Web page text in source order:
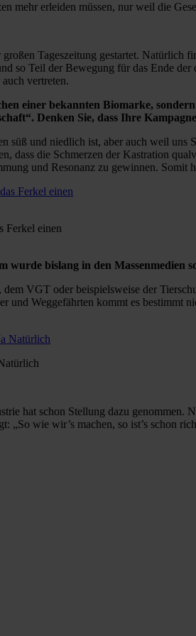
mehr erleiden müssen, nur weil die
Tageszeitung gestartet. Natürlich
so Teil der Bewegung für das Ende
vertreten.
einer bekannten Biomarke,
Denken Sie, dass Ihre
süß und niedlich ist, aber auch weil
dass die Schmerzen der Kastration
und Resonanz zu gewinnen.
Ferkel einen
bislang in den Massenmedien
VGT oder beispielsweise der
Weggefährten kommt es bestimmt
hat schon Stellung dazu
wie wir’s machen, so ist’s schon